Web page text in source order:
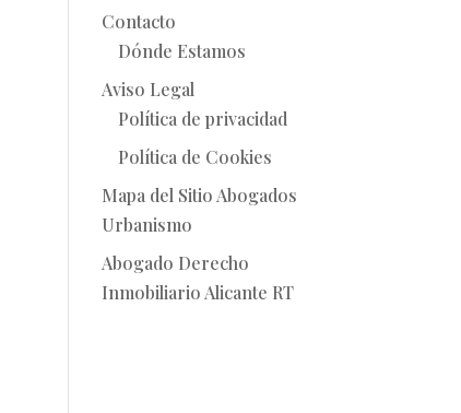
Contacto
Dónde Estamos
Aviso Legal
Política de privacidad
Política de Cookies
Mapa del Sitio Abogados
Urbanismo
Abogado Derecho
Inmobiliario Alicante RT